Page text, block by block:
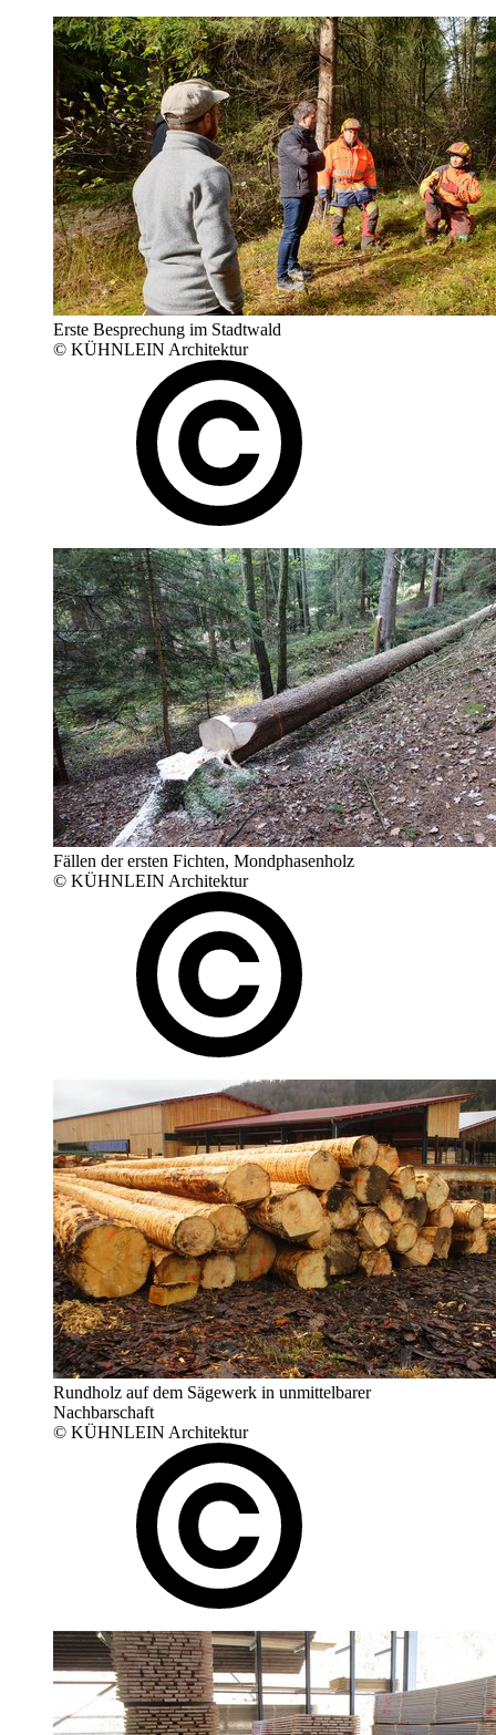
Erste Besprechung im Stadtwald
© KÜHNLEIN Architektur
Fällen der ersten Fichten, Mondphasenholz
© KÜHNLEIN Architektur
Rundholz auf dem Sägewerk in unmittelbarer
Nachbarschaft
© KÜHNLEIN Architektur